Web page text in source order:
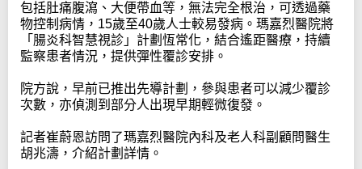
包括肚痛腹瀉、大便帶血等，無法完全根治，可透過藥
物控制病情，15歲至40歲人士較易發病。瑪嘉烈醫院將
「腸炎科智慧視診」計劃恆常化，結合遙距醫療，持續
監察患者情況，提供彈性覆診安排。
院方說，早前已推出先導計劃，參與患者可以減少覆診
次數，亦偵測到部分人出現早期輕微復發。
記者崔蔚恩訪問了瑪嘉烈醫院內科及老人科副顧問醫生
胡兆濤，介紹計劃詳情。